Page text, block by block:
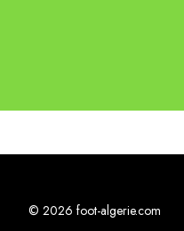
© 2026 foot-algerie.com